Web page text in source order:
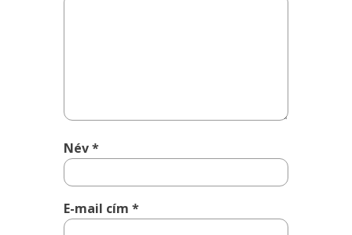
Név*
E-mail cím*